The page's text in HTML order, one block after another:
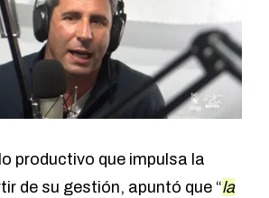
productivo que impulsa la
de su gestión, apuntó que “la